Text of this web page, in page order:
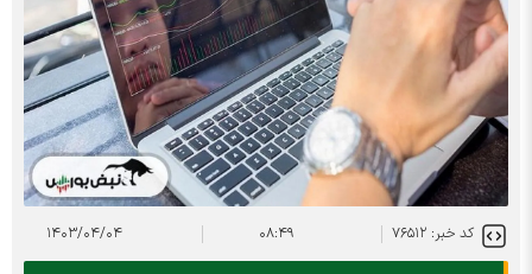
کد خبر: ۷۶۵۱۲ ۰۸:۴۹ ۱۴۰۳/۰۴/۰۴